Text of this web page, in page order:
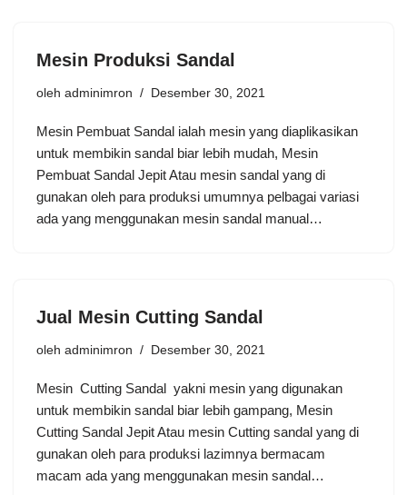
Mesin Produksi Sandal
oleh adminimron Desember 30, 2021
Mesin Pembuat Sandal ialah mesin yang diaplikasikan
untuk membikin sandal biar lebih mudah, Mesin
Pembuat Sandal Jepit Atau mesin sandal yang di
gunakan oleh para produksi umumnya pelbagai variasi
ada yang menggunakan mesin sandal manual…
Jual Mesin Cutting Sandal
oleh adminimron Desember 30, 2021
Mesin Cutting Sandal yakni mesin yang digunakan
untuk membikin sandal biar lebih gampang, Mesin
Cutting Sandal Jepit Atau mesin Cutting sandal yang di
gunakan oleh para produksi lazimnya bermacam
macam ada yang menggunakan mesin sandal…